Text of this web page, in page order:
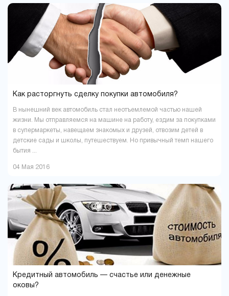
Как расторгнуть сделку покупки автомобиля?
В нынешний век автомобиль стал неотъемлемой частью нашей
жизни. Мы отправляемся на машине на работу, ездим за покупками
в супермаркеты, навещаем знакомых и друзей, отвозим детей в
детские сады и школы, путешествуем. Но привычный темп нашего
бытия ...
04 Мая 2016
Кредитный автомобиль — счастье или денежные
оковы?